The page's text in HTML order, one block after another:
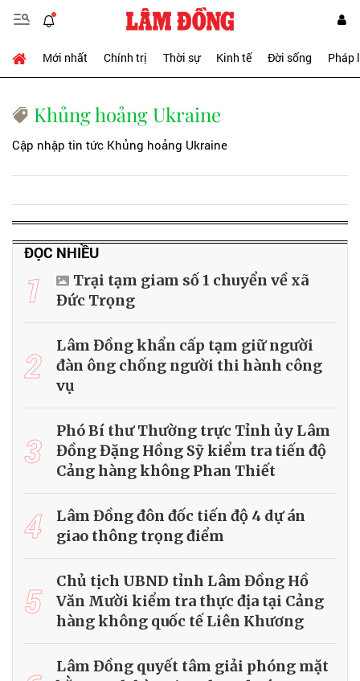
Mới nhất Chính trị Thời sự Kinh tế Đời sống Pháp
Khủng hoảng Ukraine
Cập nhập tin tức Khủng hoảng Ukraine
ĐỌC NHIỀU
1
Trại tạm giam số 1 chuyển về xã
Đức Trọng
2
Lâm Đồng khẩn cấp tạm giữ người
đàn ông chống người thi hành công
vụ
3
Phó Bí thư Thường trực Tỉnh ủy Lâm
Đồng Đặng Hồng Sỹ kiểm tra tiến độ
Cảng hàng không Phan Thiết
4
Lâm Đồng đôn đốc tiến độ 4 dự án
giao thông trọng điểm
5
Chủ tịch UBND tỉnh Lâm Đồng Hồ
Văn Mười kiểm tra thực địa tại Cảng
hàng không quốc tế Liên Khương
Lâm Đồng quyết tâm giải phóng mặt